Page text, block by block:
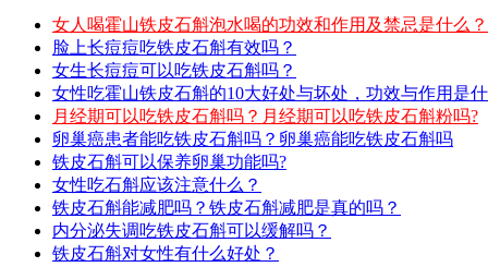
女人喝霍山铁皮石斛泡水喝的功效和作用及禁忌是什么
脸上长痘痘吃铁皮石斛有效吗？
女生长痘痘可以吃铁皮石斛吗？
女性吃霍山铁皮石斛的10大好处与坏处，功效与作用是
月经期可以吃铁皮石斛吗？月经期可以吃铁皮石斛粉吗?
卵巢癌患者能吃铁皮石斛吗？卵巢癌能吃铁皮石斛吗
铁皮石斛可以保养卵巢功能吗?
女性吃石斛应该注意什么？
铁皮石斛能减肥吗？铁皮石斛减肥是真的吗？
内分泌失调吃铁皮石斛可以缓解吗？
铁皮石斛对女性有什么好处？